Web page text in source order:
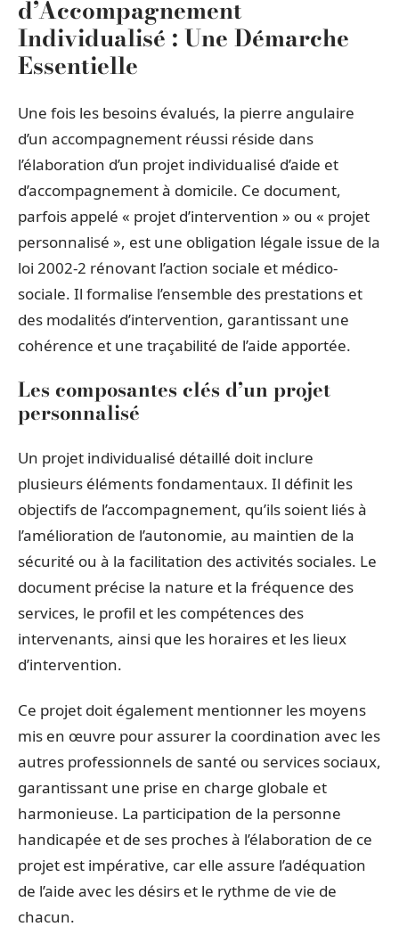
d’Accompagnement
Individualisé : Une Démarche
Essentielle
Une fois les besoins évalués, la pierre angulaire
d’un accompagnement réussi réside dans
l’élaboration d’un projet individualisé d’aide et
d’accompagnement à domicile. Ce document,
parfois appelé « projet d’intervention » ou « projet
personnalisé », est une obligation légale issue de la
loi 2002-2 rénovant l’action sociale et médico-
sociale. Il formalise l’ensemble des prestations et
des modalités d’intervention, garantissant une
cohérence et une traçabilité de l’aide apportée.
Les composantes clés d’un projet
personnalisé
Un projet individualisé détaillé doit inclure
plusieurs éléments fondamentaux. Il définit les
objectifs de l’accompagnement, qu’ils soient liés à
l’amélioration de l’autonomie, au maintien de la
sécurité ou à la facilitation des activités sociales. Le
document précise la nature et la fréquence des
services, le profil et les compétences des
intervenants, ainsi que les horaires et les lieux
d’intervention.
Ce projet doit également mentionner les moyens
mis en œuvre pour assurer la coordination avec les
autres professionnels de santé ou services sociaux,
garantissant une prise en charge globale et
harmonieuse. La participation de la personne
handicapée et de ses proches à l’élaboration de ce
projet est impérative, car elle assure l’adéquation
de l’aide avec les désirs et le rythme de vie de
chacun.